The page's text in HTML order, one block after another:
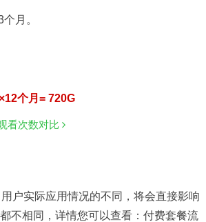
月。
个月= 720G
看次数对比
户实际应用情况的不同，将会直接影响
不相同，详情您可以查看：付费套餐流